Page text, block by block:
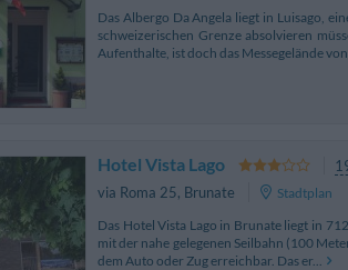
Das Albergo Da Angela liegt in Luisago,
schweizerischen Grenze absolvieren
Aufenthalte, ist doch das Messegelände von
Hotel Vista Lago
via Roma 25, Brunate
Stadtplan
Das Hotel Vista Lago in Brunate liegt in
mit der nahe gelegenen Seilbahn (100
dem Auto oder Zug erreichbar. Das er...